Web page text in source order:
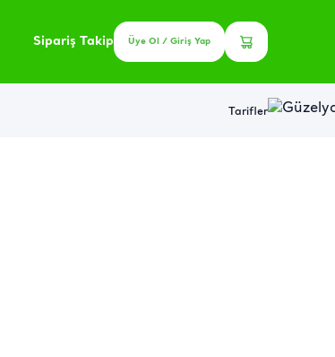
Sipariş Takip Üye Ol / Giriş Yap
Tarifler